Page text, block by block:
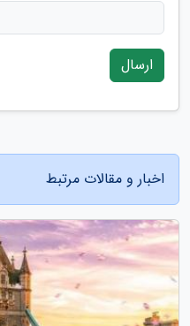
ارسال
اخبار و مقالات مرتبط